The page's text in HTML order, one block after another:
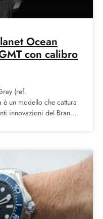
Ocean
con calibro
(ref.
un modello che cattura
innovazioni del Brand.